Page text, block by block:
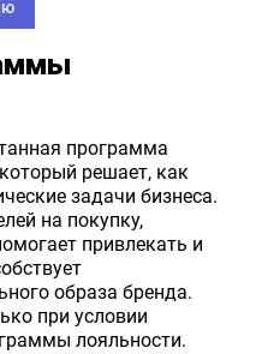
программа
решает, как
задачи бизнеса.
на покупку,
привлекать и
образа бренда.
при условии
лояльности.